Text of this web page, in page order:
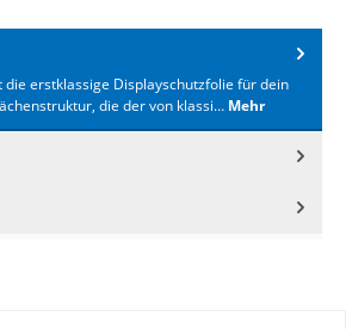
die erstklassige Displayschutzfolie für dein
die der von klassi… Mehr